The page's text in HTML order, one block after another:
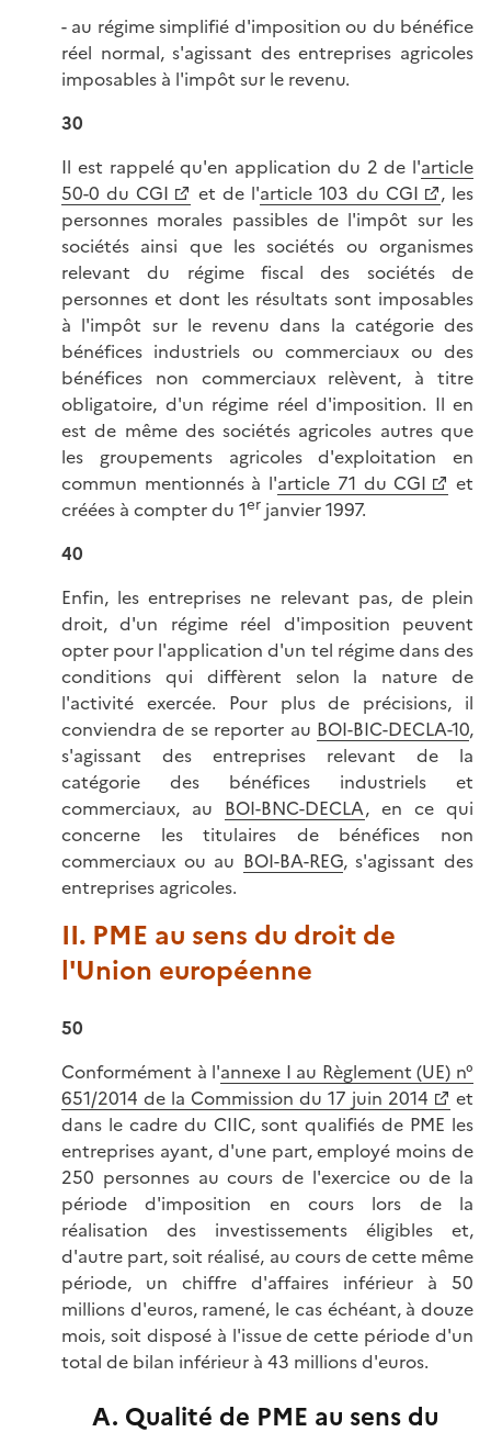
- au régime simplifié d'imposition ou du bénéfice
réel normal, s'agissant des entreprises agricoles
imposables à l'impôt sur le revenu.
30
Il est rappelé qu'en application du 2 de l'article
50-0 du CGI
et de l'article 103 du CGI
, les
personnes morales passibles de l'impôt sur les
sociétés ainsi que les sociétés ou organismes
relevant du régime fiscal des sociétés de
personnes et dont les résultats sont imposables
à l'impôt sur le revenu dans la catégorie des
bénéfices industriels ou commerciaux ou des
bénéfices non commerciaux relèvent, à titre
obligatoire, d'un régime réel d'imposition. Il en
est de même des sociétés agricoles autres que
les groupements agricoles d'exploitation en
commun mentionnés à l'article 71 du CGI
et
créées à compter du 1er janvier 1997.
40
Enfin, les entreprises ne relevant pas, de plein
droit, d'un régime réel d'imposition peuvent
opter pour l'application d'un tel régime dans des
conditions qui diffèrent selon la nature de
l'activité exercée. Pour plus de précisions, il
conviendra de se reporter au BOI-BIC-DECLA-10,
s'agissant des entreprises relevant de la
catégorie des bénéfices industriels et
commerciaux, au BOI-BNC-DECLA, en ce qui
concerne les titulaires de bénéfices non
commerciaux ou au BOI-BA-REG, s'agissant des
entreprises agricoles.
II. PME au sens du droit de
l'Union européenne
50
Conformément à l'annexe I au Règlement (UE) n°
651/2014 de la Commission du 17 juin 2014
et
dans le cadre du CIIC, sont qualifiés de PME les
entreprises ayant, d'une part, employé moins de
250 personnes au cours de l'exercice ou de la
période d'imposition en cours lors de la
réalisation des investissements éligibles et,
d'autre part, soit réalisé, au cours de cette même
période, un chiffre d'affaires inférieur à 50
millions d'euros, ramené, le cas échéant, à douze
mois, soit disposé à l'issue de cette période d'un
total de bilan inférieur à 43 millions d'euros.
A. Qualité de PME au sens du